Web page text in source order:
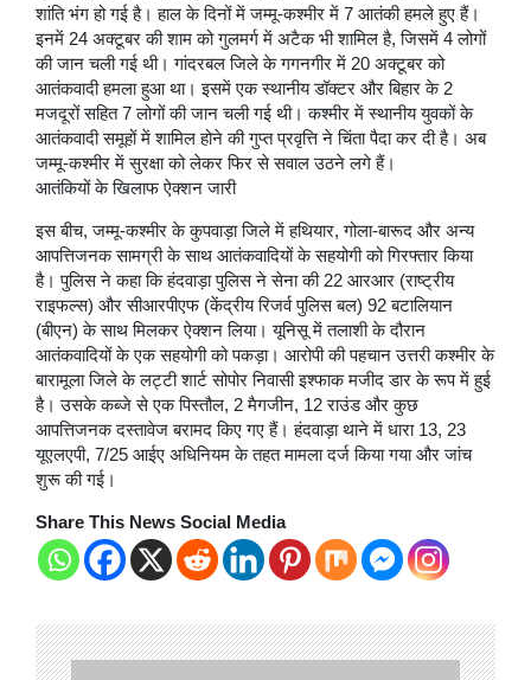
शांति भंग हो गई है। हाल के दिनों में जम्मू-कश्मीर में 7 आतंकी हमले हुए हैं।
इनमें 24 अक्टूबर की शाम को गुलमर्ग में अटैक भी शामिल है, जिसमें 4 लोगों
की जान चली गई थी। गांदरबल जिले के गगनगीर में 20 अक्टूबर को
आतंकवादी हमला हुआ था। इसमें एक स्थानीय डॉक्टर और बिहार के 2
मजदूरों सहित 7 लोगों की जान चली गई थी। कश्मीर में स्थानीय युवकों के
आतंकवादी समूहों में शामिल होने की गुप्त प्रवृत्ति ने चिंता पैदा कर दी है। अब
जम्मू-कश्मीर में सुरक्षा को लेकर फिर से सवाल उठने लगे हैं।
आतंकियों के खिलाफ ऐक्शन जारी
इस बीच, जम्मू-कश्मीर के कुपवाड़ा जिले में हथियार, गोला-बारूद और अन्य
आपत्तिजनक सामग्री के साथ आतंकवादियों के सहयोगी को गिरफ्तार किया
है। पुलिस ने कहा कि हंदवाड़ा पुलिस ने सेना की 22 आरआर (राष्ट्रीय
राइफल्स) और सीआरपीएफ (केंद्रीय रिजर्व पुलिस बल) 92 बटालियान
(बीएन) के साथ मिलकर ऐक्शन लिया। यूनिसू में तलाशी के दौरान
आतंकवादियों के एक सहयोगी को पकड़ा। आरोपी की पहचान उत्तरी कश्मीर के
बारामूला जिले के लट्टी शार्ट सोपोर निवासी इश्फाक मजीद डार के रूप में हुई
है। उसके कब्जे से एक पिस्तौल, 2 मैगजीन, 12 राउंड और कुछ
आपत्तिजनक दस्तावेज बरामद किए गए हैं। हंदवाड़ा थाने में धारा 13, 23
यूएलएपी, 7/25 आईए अधिनियम के तहत मामला दर्ज किया गया और जांच
शुरू की गई।
Share This News Social Media